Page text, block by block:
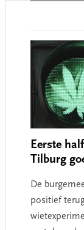
Eerste
Tilburg
De
positief